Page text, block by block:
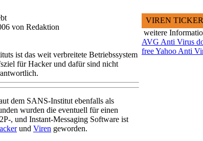
von Redaktion
ist das weit verbreitete Betriebssystem
für Hacker und dafür sind nicht
dem SANS-Institut ebenfalls als
wurden die eventuell für einen
, und Instant-Messaging Software ist
und Viren geworden.
VIREN TICKER
weitere
AVG Anti Virus
free Yahoo Anti